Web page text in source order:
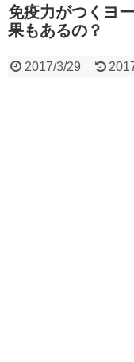
免疫力がつくヨ
果もあるの？
2017/3/29